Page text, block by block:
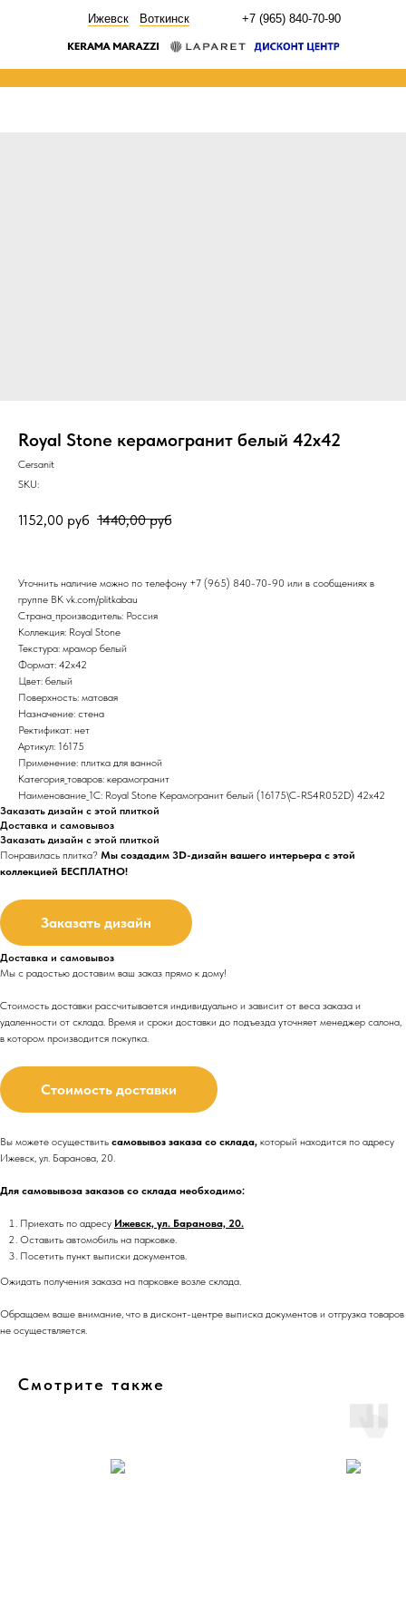
+7 (965) 840-70-90
Ижевск Воткинск
Royal Stone керамогранит белый 42х42
Cersanit
SKU:
1152,00 руб 1440,00 руб
Уточнить наличие можно по телефону +7 (965) 840-70-90 или в сообщениях в
группе ВК vk.com/plitkabau
Страна_производитель: Россия
Коллекция: Royal Stone
Текстура: мрамор белый
Формат: 42x42
Цвет: белый
Поверхность: матовая
Назначение: стена
Ректификат: нет
Артикул: 16175
Применение: плитка для ванной
Категория_товаров: керамогранит
Наименование_1С: Royal Stone Керамогранит белый (16175\C-RS4R052D) 42x42
Заказать дизайн с этой плиткой
Доставка и самовывоз
Заказать дизайн с этой плиткой
Понравилась плитка? Мы создадим 3D-дизайн вашего интерьера с этой
коллекцией БЕСПЛАТНО!
Заказать дизайн
Доставка и самовывоз
Мы с радостью доставим ваш заказ прямо к дому!
Стоимость доставки рассчитывается индивидуально и зависит от веса заказа и
удаленности от склада. Время и сроки доставки до подъезда уточняет менеджер салона,
в котором производится покупка.
Стоимость доставки
Вы можете осуществить самовывоз заказа со склада, который находится по адресу
Ижевск, ул. Баранова, 20.
Для самовывоза заказов со склада необходимо:
Приехать по адресу Ижевск, ул. Баранова, 20.
Оставить автомобиль на парковке.
Посетить пункт выписки документов.
Ожидать получения заказа на парковке возле склада.
Обращаем ваше внимание, что в дисконт-центре выписка документов и отгрузка товаров
не осуществляется.
Смотрите также